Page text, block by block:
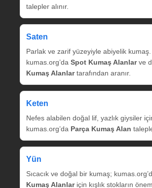
talepler alınır.
Saten
Parlak ve zarif yüzeyiyle abiyelik kumaş.
kumas.org’da Spot Kumaş Alanlarve
Kumaş Alanlartarafından aranır.
Keten
Nefes alabilen doğal lif, yazlık giysiler
kumas.org’da Parça Kumaş Alan
Yün
Sıcacık ve doğal bir kumaş;
Kumaş Alanlariçin kışlık stokların